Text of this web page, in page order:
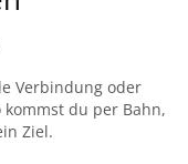
Verbindung oder
du per Bahn,
Ziel.